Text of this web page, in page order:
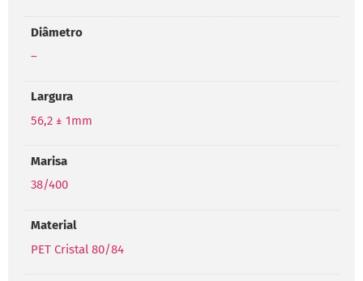
Diâmetro
–
Largura
56,2 ± 1mm
Marisa
38/400
Material
PET Cristal 80/84